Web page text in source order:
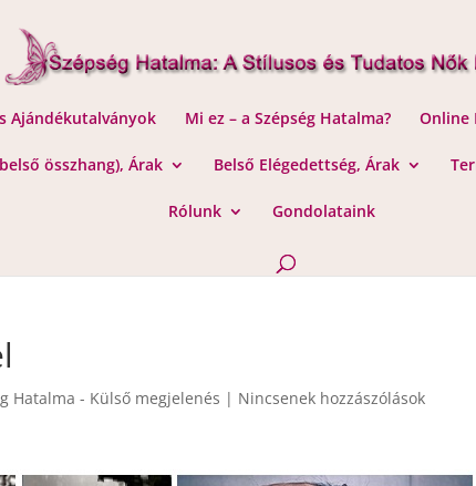
Ajándékutalványok Mi ez – a Szépség Hatalma? Online
összhang), Árak Belső Elégedettség, Árak
Rólunk Gondolataink
Hatalma - Külső megjelenés | Nincsenek hozzászólások